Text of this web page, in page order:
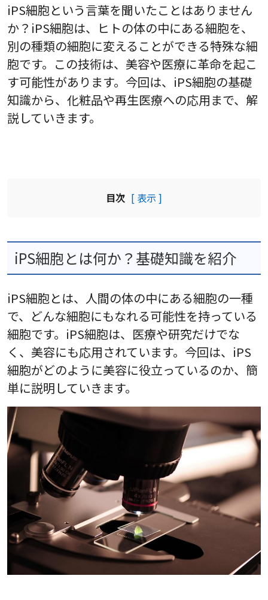
iPS細胞という言葉を聞いたことはありません
か？iPS細胞は、ヒトの体の中にある細胞を、
別の種類の細胞に変えることができる特殊な細
胞です。この技術は、美容や医療に革命を起こ
す可能性があります。今回は、iPS細胞の基礎
知識から、化粧品や再生医療への応用まで、解
説していきます。
目次 [ 表示 ]
iPS細胞とは何か？基礎知識を紹介
iPS細胞とは、人間の体の中にある細胞の一種
で、どんな細胞にもなれる可能性を持っている
細胞です。iPS細胞は、医療や研究だけでな
く、美容にも応用されています。今回は、iPS
細胞がどのように美容に役立っているのか、簡
単に説明していきます。